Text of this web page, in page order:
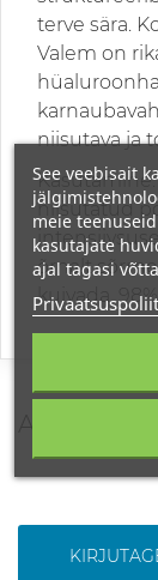
terve sära.
Valem on
niisutava ja
niisutatud
õrnalt
kuivada.
See veebisait
meie
kasutajate
ajal tagasi